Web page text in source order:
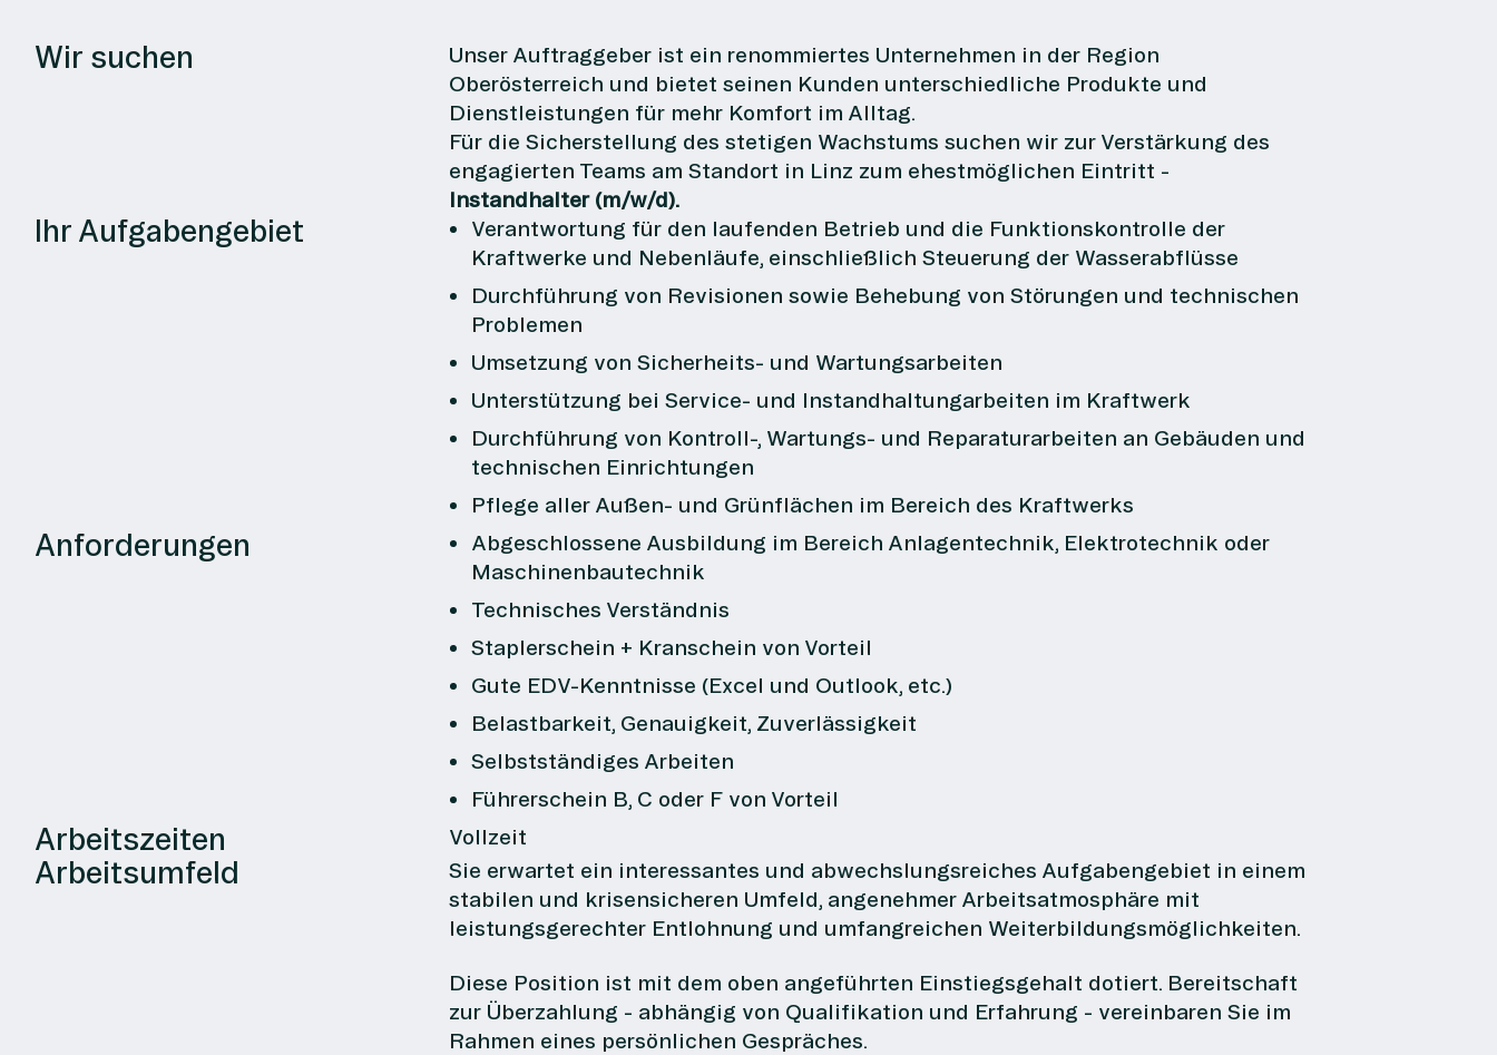
Wir suchen
Unser Auftraggeber ist ein renommiertes Unternehmen in der Region
Oberösterreich und bietet seinen Kunden unterschiedliche Produkte und
Dienstleistungen für mehr Komfort im Alltag.
Für die Sicherstellung des stetigen Wachstums suchen wir zur Verstärkung des
engagierten Teams am Standort in Linz zum ehestmöglichen Eintritt -
Instandhalter (m/w/d).
Ihr Aufgabengebiet
Verantwortung für den laufenden Betrieb und die Funktionskontrolle der
Kraftwerke und Nebenläufe, einschließlich Steuerung der Wasserabflüsse
Durchführung von Revisionen sowie Behebung von Störungen und technischen
Problemen
Umsetzung von Sicherheits- und Wartungsarbeiten
Unterstützung bei Service- und Instandhaltungarbeiten im Kraftwerk
Durchführung von Kontroll-, Wartungs- und Reparaturarbeiten an Gebäuden und
technischen Einrichtungen
Pflege aller Außen- und Grünflächen im Bereich des Kraftwerks
Anforderungen
Abgeschlossene Ausbildung im Bereich Anlagentechnik, Elektrotechnik oder
Maschinenbautechnik
Technisches Verständnis
Staplerschein + Kranschein von Vorteil
Gute EDV-Kenntnisse (Excel und Outlook, etc.)
Belastbarkeit, Genauigkeit, Zuverlässigkeit
Selbstständiges Arbeiten
Führerschein B, C oder F von Vorteil
Arbeitszeiten Vollzeit
Arbeitsumfeld
Sie erwartet ein interessantes und abwechslungsreiches Aufgabengebiet in einem
stabilen und krisensicheren Umfeld, angenehmer Arbeitsatmosphäre mit
leistungsgerechter Entlohnung und umfangreichen Weiterbildungsmöglichkeiten.
Diese Position ist mit dem oben angeführten Einstiegsgehalt dotiert. Bereitschaft
zur Überzahlung - abhängig von Qualifikation und Erfahrung - vereinbaren Sie im
Rahmen eines persönlichen Gespräches.